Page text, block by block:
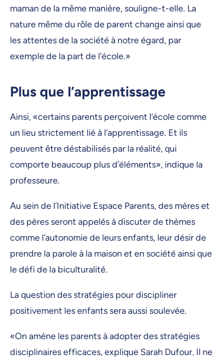
maman de la même manière, souligne-t-elle. La
nature même du rôle de parent change ainsi que
les attentes de la société à notre égard, par
exemple de la part de l’école.»
Plus que l’apprentissage
Ainsi, «certains parents perçoivent l’école comme
un lieu strictement lié à l’apprentissage. Et ils
peuvent être déstabilisés par la réalité, qui
comporte beaucoup plus d’éléments», indique la
professeure.
Au sein de l’Initiative Espace Parents, des mères et
des pères seront appelés à discuter de thèmes
comme l’autonomie de leurs enfants, leur désir de
prendre la parole à la maison et en société ainsi que
le défi de la biculturalité.
La question des stratégies pour discipliner
positivement les enfants sera aussi soulevée.
«On amène les parents à adopter des stratégies
disciplinaires efficaces, explique Sarah Dufour. Il ne